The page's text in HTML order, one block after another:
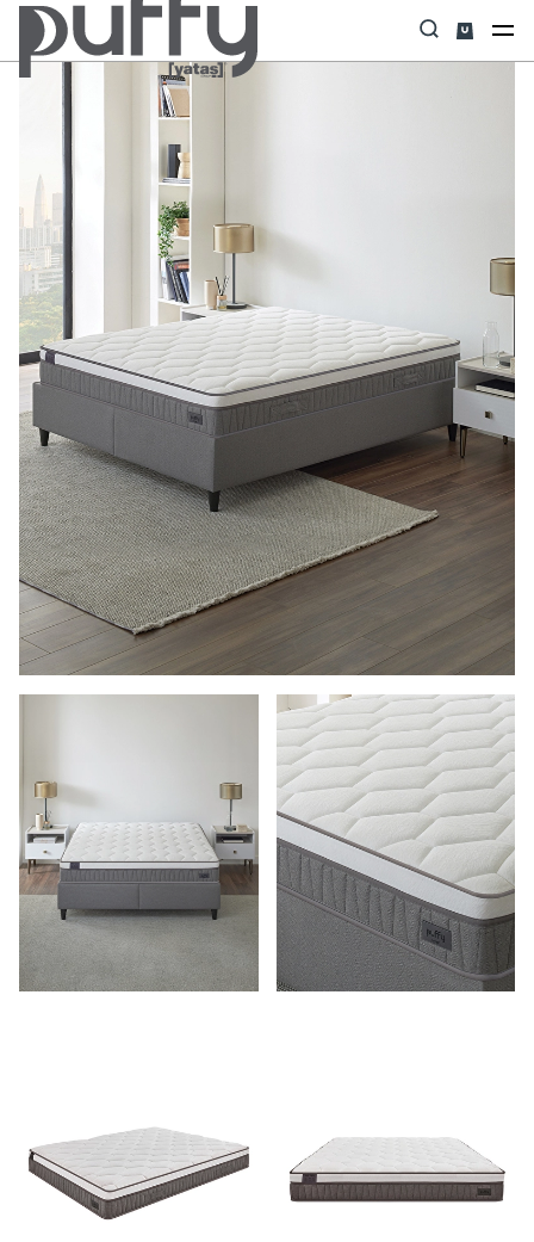
Anasayfa Yatak Sleep Touch